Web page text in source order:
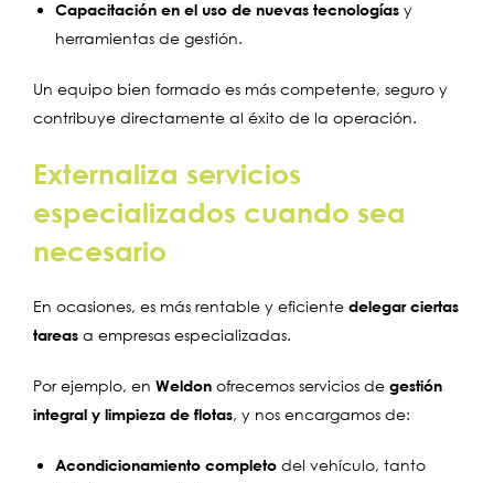
Capacitación en el uso de nuevas tecnologías y
herramientas de gestión.
Un equipo bien formado es más competente, seguro y
contribuye directamente al éxito de la operación.
Externaliza servicios
especializados cuando sea
necesario
En ocasiones, es más rentable y eficiente delegar ciertas
tareas a empresas especializadas.
Por ejemplo, en Weldon ofrecemos servicios de gestión
integral y limpieza de flotas, y nos encargamos de:
Acondicionamiento completo del vehículo, tanto